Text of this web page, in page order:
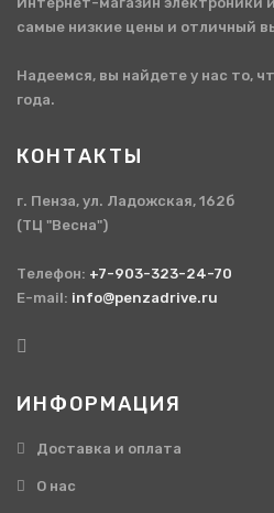
самые низкие цены и отличный
Надеемся, вы найдете у нас то,
года.
КОНТАКТЫ
г. Пенза, ул. Ладожская, 162б
(ТЦ "Весна")
Телефон: +7-903-323-24-70
E-mail: info@penzadrive.ru
ИНФОРМАЦИЯ
Доставка и оплата
О нас